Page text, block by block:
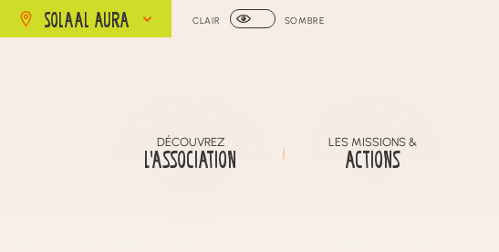
SOLAAL AURA CLAIR SOMBRE
DÉCOUVREZ
L’ASSOCIATION
LES MISSIONS &
ACTIONS